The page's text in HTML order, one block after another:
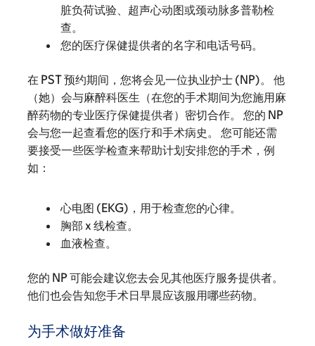
脏负荷试验、超声心动图或颈动脉多普勒检
查。
您的医疗保健提供者的名字和电话号码。
在 PST 预约期间，您将会见一位执业护士 (NP)。 他
（她）会与麻醉科医生（在您的手术期间为您施用麻
醉药物的专业医疗保健提供者）密切合作。 您的 NP
会与您一起查看您的医疗和手术病史。 您可能还需
要接受一些医学检查来帮助计划安排您的手术，例
如：
心电图 (EKG)，用于检查您的心律。
胸部 x 线检查。
血液检查。
您的 NP 可能会建议您去会见其他医疗服务提供者。
他们也会告知您手术日早晨应该服用哪些药物。
为手术做好准备